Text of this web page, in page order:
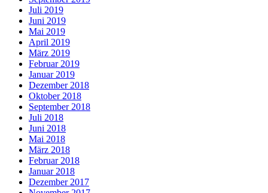
Juli 2019
Juni 2019
Mai 2019
April 2019
März 2019
Februar 2019
Januar 2019
Dezember 2018
Oktober 2018
September 2018
Juli 2018
Juni 2018
Mai 2018
März 2018
Februar 2018
Januar 2018
Dezember 2017